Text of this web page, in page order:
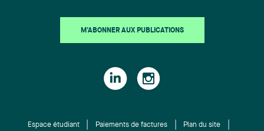
M'ABONNER AUX PUBLICATIONS
Espace étudiant Paiements de factures Plan du site